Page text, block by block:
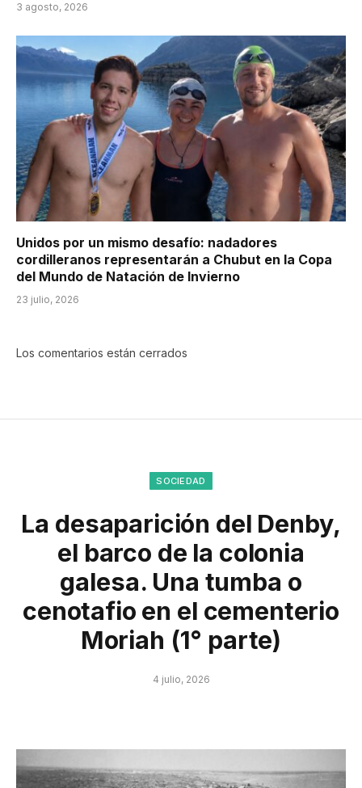
3 agosto, 2026
Unidos por un mismo desafío: nadadores
cordilleranos representarán a Chubut en la Copa
del Mundo de Natación de Invierno
23 julio, 2026
Los comentarios están cerrados
SOCIEDAD
La desaparición del Denby,
el barco de la colonia
galesa. Una tumba o
cenotafio en el cementerio
Moriah (1° parte)
4 julio, 2026